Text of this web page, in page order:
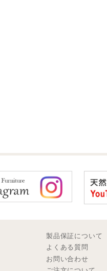
製品保証について
よくある質問
お問い合わせ